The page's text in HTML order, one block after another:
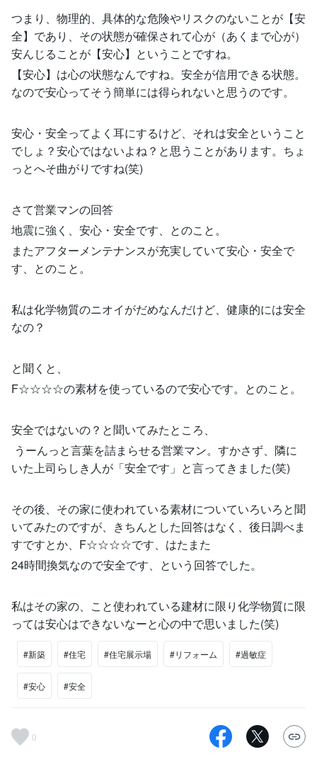
つまり、物理的、具体的な危険やリスクのないことが【安
全】であり、その状態が確保されて心が（あくまで心が）
安んじることが【安心】ということですね。
【安心】は心の状態なんですね。安全が信用できる状態。
なので安心ってそう簡単には得られないと思うのです。
安心・安全ってよく耳にするけど、それは安全ということ
でしょ？安心ではないよね？と思うことがあります。ちょ
っとへそ曲がりですね(笑)
さて営業マンの回答
地震に強く、安心・安全です、とのこと。
またアフターメンテナンスが充実していて安心・安全で
す、とのこと。
私は化学物質のニオイがだめなんだけど、健康的には安全
なの？
と聞くと、
F☆☆☆☆の素材を使っているので安心です。とのこと。
安全ではないの？と聞いてみたところ、
うーんっと言葉を詰まらせる営業マン。すかさず、隣に
いた上司らしき人が「安全です」と言ってきました(笑)
その後、その家に使われている素材についていろいろと聞
いてみたのですが、きちんとした回答はなく、後日調べま
すですとか、F☆☆☆☆です、はたまた
24時間換気なので安全です、という回答でした。
私はその家の、こと使われている建材に限り化学物質に限
っては安心はできないなーと心の中で思いました(笑)
#新築 #住宅 #住宅展示場 #リフォーム #過敏症
#安心 #安全
0